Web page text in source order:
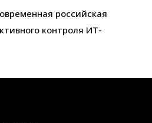
российская
контроля ИТ-